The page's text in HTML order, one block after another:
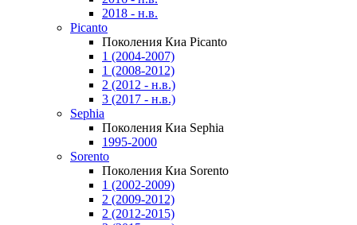
2018 - н.в.
Picanto
Поколения Киа Picanto
1 (2004-2007)
1 (2008-2012)
2 (2012 - н.в.)
3 (2017 - н.в.)
Sephia
Поколения Киа Sephia
1995-2000
Sorento
Поколения Киа Sorento
1 (2002-2009)
2 (2009-2012)
2 (2012-2015)